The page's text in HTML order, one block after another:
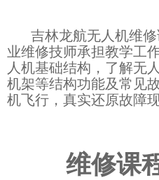
吉林龙航无人机维
业维修技师承担教学工
人机基础结构，了解无
机架等结构功能及常见
机飞行，真实还原故障
维修课